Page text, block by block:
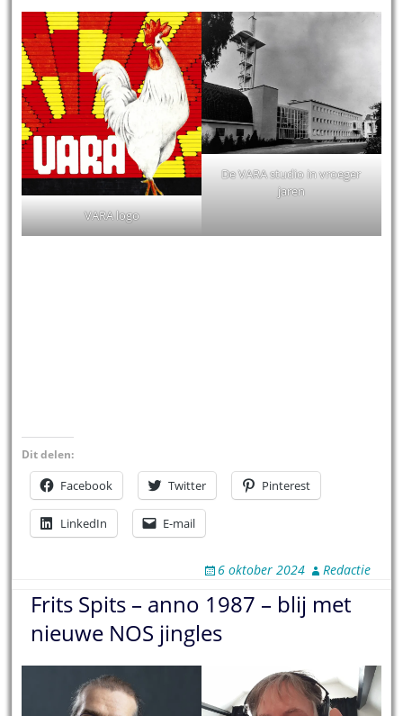
VARA logo
De VARA studio in vroeger
jaren
Dit delen:
Facebook Twitter Pinterest
LinkedIn E-mail
6 oktober 2024 Redactie
Frits Spits – anno 1987 – blij met
nieuwe NOS jingles